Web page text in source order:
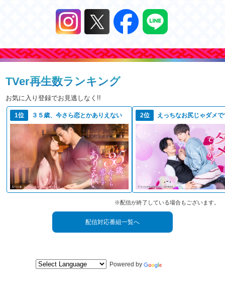
TVer再生数ランキング
お気に入り登録でお見逃しなく!!
1位 ３５歳、今さら恋とかありえない 2位 えっちなお尻じゃダメ
※配信が終了している場合もございます。
配信対応番組一覧へ
Powered by